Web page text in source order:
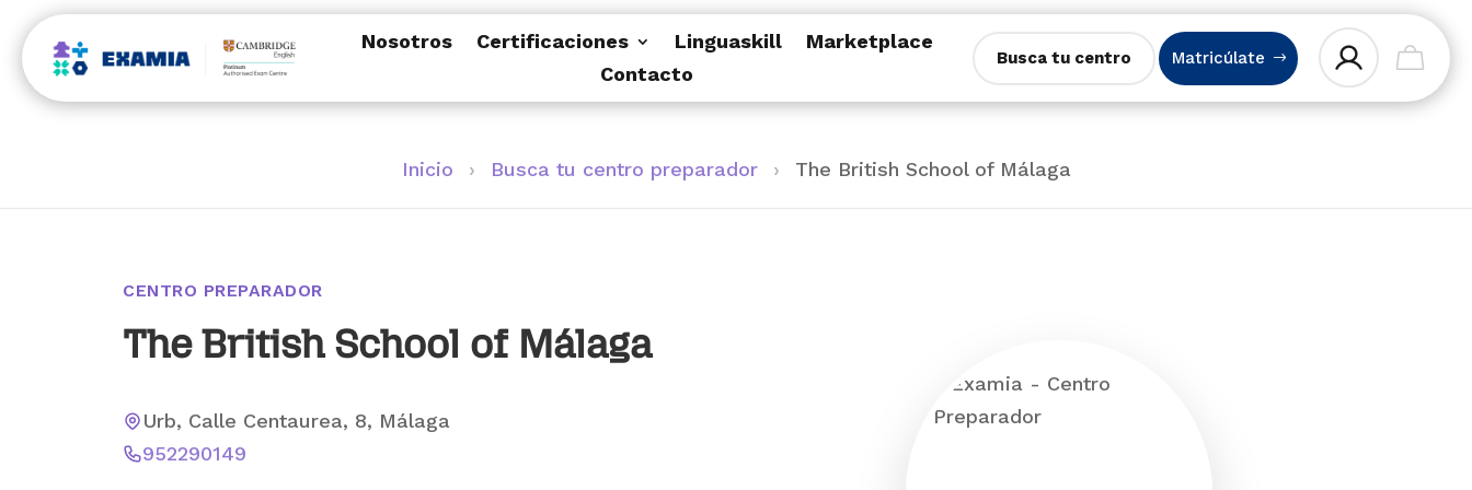
Nosotros Certificaciones Linguaskill
Marketplace
Contacto
Busca tu centro Matricúlate
Inicio › Busca tu centro preparador › The British School of Málaga
CENTRO PREPARADOR
The British School of Málaga
Urb, Calle Centaurea, 8, Málaga
952290149